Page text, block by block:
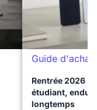
Guide d'achat
Rentrée 2026 :
étudiant,
longtemps